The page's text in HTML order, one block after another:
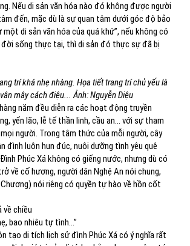
Nếu di sản văn hóa nào đó không được người
đến, mặc dù là sự quan tâm dưới góc độ bảo
di sản văn hóa của quá khứ”, nếu không có
sống thực tại, thì di sản đó thực sự đã bị
trí khá nhẹ nhàng. Họa tiết trang trí chủ yếu là
mây cách điệu... Ảnh: Nguyễn Diệu
năm đều diễn ra các hoạt động truyền
yến lão, lễ tế thần linh, cầu an... với sự tham
người. Trong tâm thức của mỗi người, cây
đình luôn hun đúc, nuôi dưỡng tình yêu quê
Phúc Xá không có giếng nước, nhưng dù có
về cố hương, người dân Nghệ An nói chung,
nói riêng có quyền tự hào về hồn cốt
về chiều
bao nhiêu tự tình...”
tạo di tích lịch sử đình Phúc Xá có ý nghĩa rất